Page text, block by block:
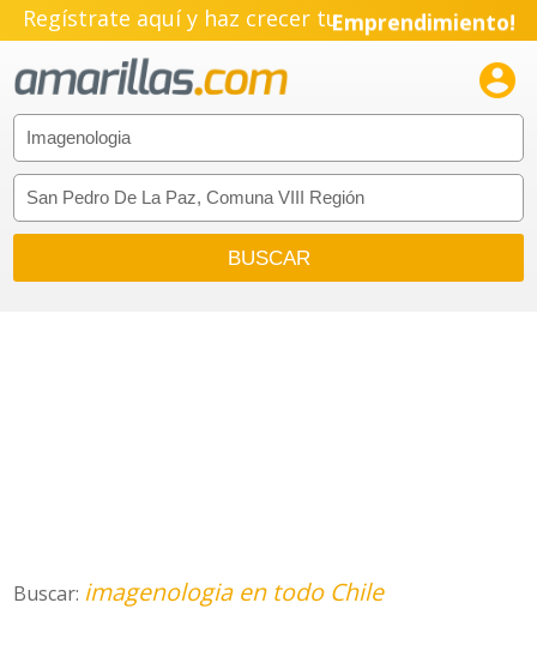
Regístrate aquí y haz crecer tuEmprendimiento!

Buscar: imagenologia en todo Chile